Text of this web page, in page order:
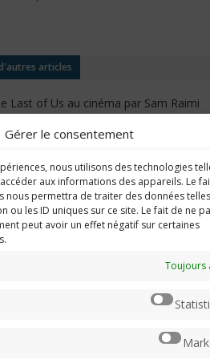
Gérer le consentement
nous utilisons des technologies
aux informations des appareils. Le
nous permettra de traiter des données
ou les ID uniques sur ce site. Le fait de ne
peut avoir un effet négatif sur certaines
Toujours
articles
Last of Us au cinéma par Sam Raimi
site traitant de
Toute
ou complète
préalable est
DERNIERS
en
de